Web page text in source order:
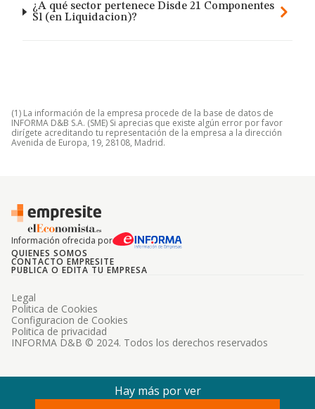
¿A qué sector pertenece Disde 21 Componentes
Sl (en Liquidacion)?
(1) La información de la empresa procede de la base de datos de
INFORMA D&B S.A. (SME) Si aprecias que existe algún error por favor
dirígete acreditando tu representación de la empresa a la dirección
Avenida de Europa, 19, 28108, Madrid.
Información ofrecida por
QUIENES SOMOS
CONTACTO EMPRESITE
PUBLICA O EDITA TU EMPRESA
INFORMA D&B © 2024. Todos los derechos reservados
Legal
Politica de Cookies
Configuracion de Cookies
Politica de privacidad
Hay más por ver